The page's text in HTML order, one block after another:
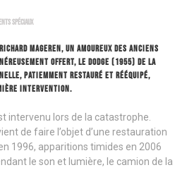
SPÉCIAUX
MAGEREN, UN AMOUREUX DES ANCIENS
OFFERT, LE DODGE (1955) DE LA
PATIEMMENT RESTAURÉ ET RÉÉQUIPÉ,
INTERVENTION.
intervenu lors de la catastrophe.
de faire l’objet d’une restauration
1996, apparitions timides en 2006
le son et lumière, le camion de la